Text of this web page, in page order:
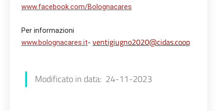
www.facebook.com/Bolognacares
Per informazioni
www.bolognacares.it- ventigiugno2020@cidas.coop
Modificato in data: 24-11-2023